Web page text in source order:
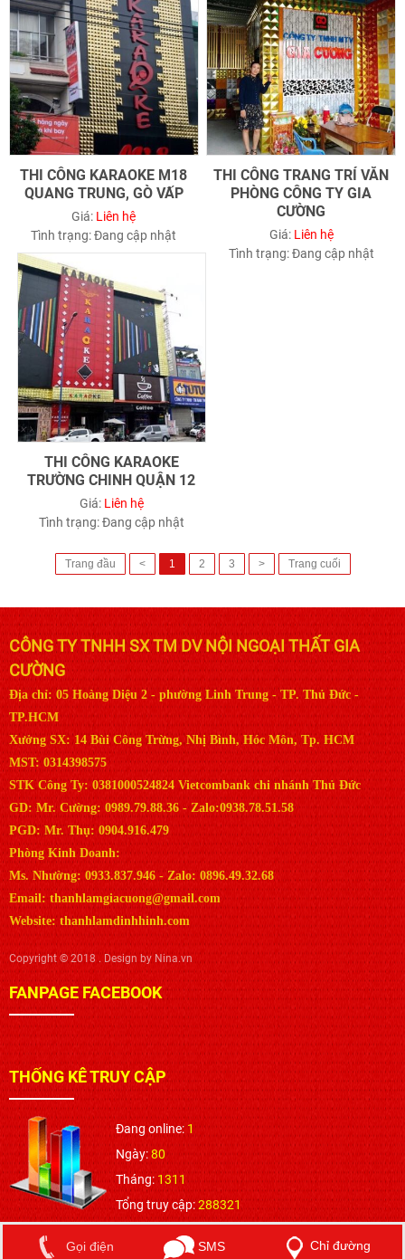
THI CÔNG TRANG TRÍ VĂN
PHÒNG CÔNG TY GIA
CƯỜNG
Giá: Liên hệ
Tình trạng:Đang cập nhật
THI CÔNG KARAOKE M18
QUANG TRUNG, GÒ VẤP
Giá: Liên hệ
Tình trạng:Đang cập nhật
THI CÔNG KARAOKE
TRƯỜNG CHINH QUẬN 12
Giá: Liên hệ
Tình trạng:Đang cập nhật
Trang đầu < 1 2 3 > Trang cuối
CÔNG TY TNHH SX TM DV NỘI NGOẠI THẤT GIA
CƯỜNG
Địa chỉ: 05 Hoàng Diệu 2 - phường Linh Trung - TP. Thủ Đức -
TP.HCM
Xưởng SX: 14 Bùi Công Trừng, Nhị Bình, Hóc Môn, Tp. HCM
MST: 0314398575
STK Công Ty: 0381000524824 Vietcombank chi nhánh Thủ Đức
GD: Mr. Cường: 0989.79.88.36 - Zalo:0938.78.51.58
PGD: Mr. Thụ: 0904.916.479
Phòng Kinh Doanh:
Ms. Nhường: 0933.837.946 - Zalo: 0896.49.32.68
Email: thanhlamgiacuong@gmail.com
Website: thanhlamdinhhinh.com
Copyright © 2018 . Design by Nina.vn
FANPAGE FACEBOOK
THỐNG KÊ TRUY CẬP
Đang online: 1
Ngày:80
Tháng: 1311
Tổng truy cập:288321
Gọi điện SMS Chỉ đường